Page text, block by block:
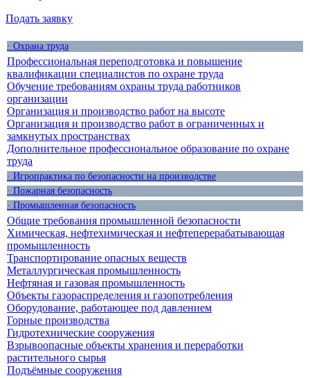
Подать заявку
· Охрана труда
Профессиональная переподготовка и повышение
квалификации специалистов по охране труда
Обучение требованиям охраны труда работников
организации
Организация и производство работ на высоте
Организация и производство работ в ограниченных и
замкнутых пространствах
Дополнительное профессиональное образование по охране
труда
· Игропрактика по безопасности на производстве
· Пожарная безопасность
· Промышленная безопасность
Общие требования промышленной безопасности
Химическая, нефтехимическая и нефтеперерабатывающая
промышленность
Транспортирование опасных веществ
Металлургическая промышленность
Нефтяная и газовая промышленность
Объекты газораспределения и газопотребления
Оборудование, работающее под давлением
Горные производства
Гидротехнические сооружения
Взрывоопасные объекты хранения и переработки
растительного сырья
Подъёмные сооружения